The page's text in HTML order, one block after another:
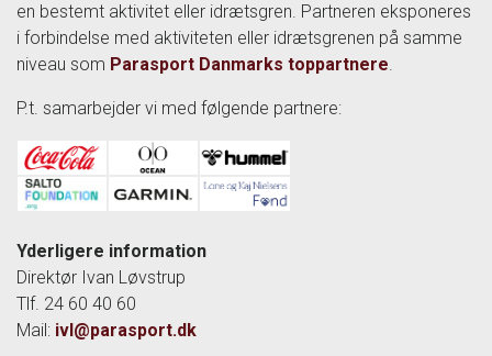
en bestemt aktivitet eller idrætsgren. Partneren eksponeres
i forbindelse med aktiviteten eller idrætsgrenen på samme
niveau som Parasport Danmarks toppartnere.
P.t. samarbejder vi med følgende partnere:
Yderligere information
Direktør Ivan Løvstrup
Tlf. 24 60 40 60
Mail: ivl@parasport.dk